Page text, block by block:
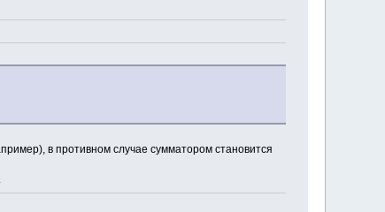
в противном случае сумматором становится